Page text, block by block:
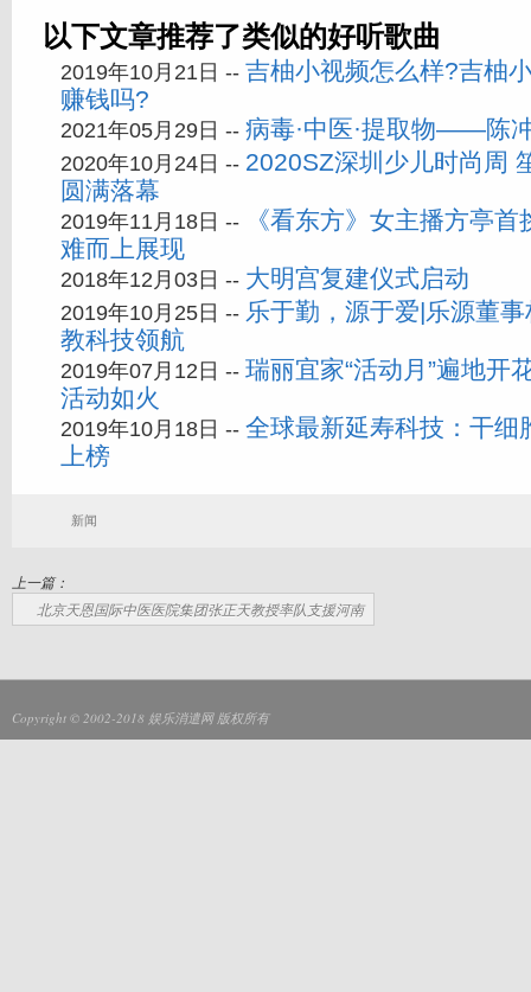
以下文章推荐了类似的好听歌曲
2019年10月21日 -- 吉柚小视频怎么样?吉柚
赚钱吗?
2021年05月29日 -- 病毒·中医·提取物——陈
2020年10月24日 -- 2020SZ深圳少儿时尚周
圆满落幕
2019年11月18日 --
《看东方》女主播方亭
难而上展现
2018年12月03日 -- 大明宫复建仪式启动
2019年10月25日 -- 乐于勤，源于爱|乐源董
教科技领航
2019年07月12日 -- 瑞丽宜家“活动月”遍地开
活动如火
2019年10月18日 -- 全球最新延寿科技：干细
上榜
新闻
上一篇：
北京天恩国际中医医院集团张正天教授率队支援河南
Copyright © 2002-2018 娱乐消遣网版权所有